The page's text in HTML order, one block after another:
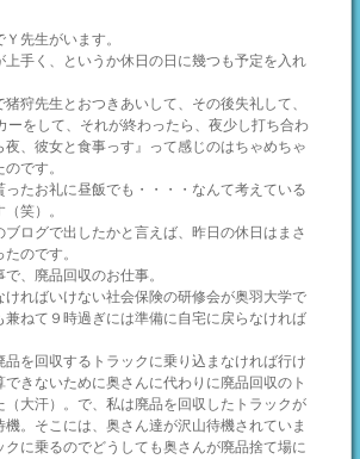
先生がいます。
手く、というか休日の日に幾つも予定を入れ
猪狩先生とおつきあいして、その後失礼して、
ーをして、それが終わったら、夜少し打ち合わ
、彼女と食事っす』って感じのはちゃめちゃ
です。
たお礼に昼飯でも・・・・なんて考えている
笑）。
ログで出したかと言えば、昨日の休日はまさ
のです。
、廃品回収のお仕事。
ければいけない社会保険の研修会が奥羽大学で
兼ねて９時過ぎには準備に自宅に戻らなければ
を回収するトラックに乗り込まなければ行け
きないために奥さんに代わりに廃品回収のト
（大汗）。で、私は廃品を回収したトラックが
。そこには、奥さん達が沢山待機されていま
クに乗るのでどうしても奥さんが廃品捨て場に